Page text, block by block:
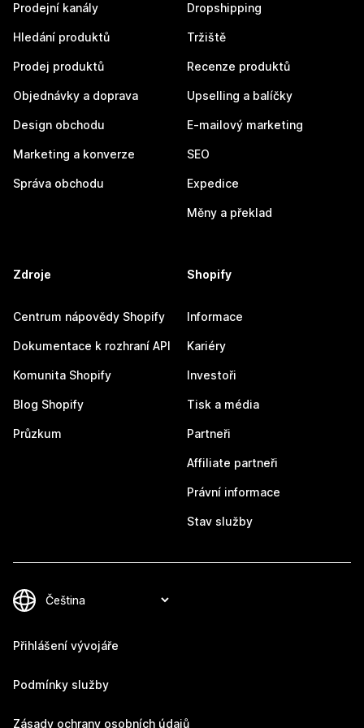
Prodejní kanály
Hledání produktů
Prodej produktů
Objednávky a doprava
Design obchodu
Marketing a konverze
Správa obchodu
Dropshipping
Tržiště
Recenze produktů
Upselling a balíčky
E-mailový marketing
SEO
Expedice
Měny a překlad
Zdroje
Centrum nápovědy Shopify
Dokumentace k rozhraní API
Komunita Shopify
Blog Shopify
Průzkum
Shopify
Informace
Kariéry
Investoři
Tisk a média
Partneři
Affiliate partneři
Právní informace
Stav služby
Přihlášení vývojáře
Podmínky služby
Zásady ochrany osobních údajů